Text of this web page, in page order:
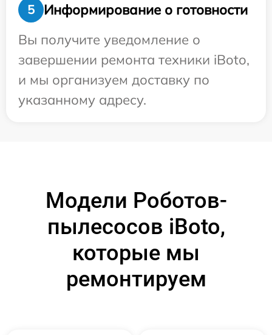
5
Информирование о готовности
Вы получите уведомление о
завершении ремонта техники iBoto,
и мы организуем доставку по
указанному адресу.
Модели Роботов-
пылесосов iBoto,
которые мы
ремонтируем